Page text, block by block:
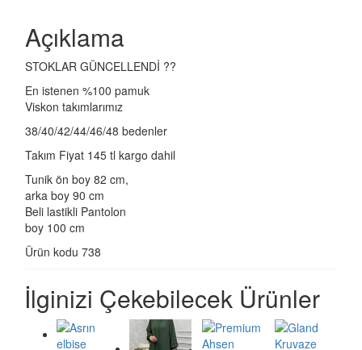
Açıklama
STOKLAR GÜNCELLENDİ ??
En istenen %100 pamuk
Viskon takımlarımız
38/40/42/44/46/48 bedenler
Takım Fiyat 145 tl kargo dahil
Tunik ön boy 82 cm,
arka boy 90 cm
Beli lastikli Pantolon
boy 100 cm
Ürün kodu 738
İlginizi Çekebilecek Ürünler